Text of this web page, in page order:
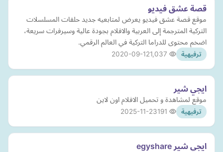
قصة عشق فيديو
موقع قصة عشق فيديو يعرض لمتابعيه جديد حلقات المسلسلات
التركية المترجمة إلى العربية والافلام بجودة عالية وسيرفرات سريعة،
اضخم محتوى للدراما التركية في العالم الرقمي.
ترفيهية 2020-09-12
ايجي شير
موقع لمشاهدة و تحميل الافلام اون لاين
ترفيهية 2025-11-23
ايجي شير egyshare